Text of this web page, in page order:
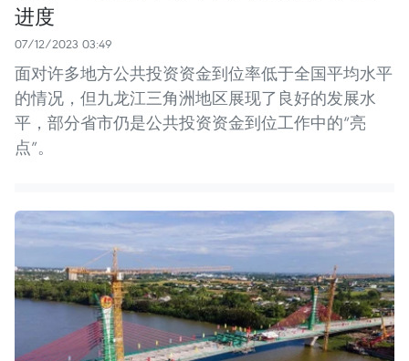
进度
07/12/2023 03:49
面对许多地方公共投资资金到位率低于全国平均水平
的情况，但九龙江三角洲地区展现了良好的发展水
平，部分省市仍是公共投资资金到位工作中的“亮
点”。